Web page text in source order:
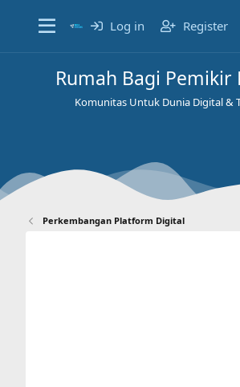
Log in Register
Rumah Bagi Pemikir
Komunitas Untuk Dunia Digital &
Perkembangan Platform Digital